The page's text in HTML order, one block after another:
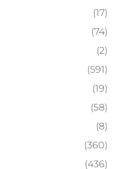
(17)
(74)
(2)
(591)
(19)
(58)
(8)
(360)
(436)